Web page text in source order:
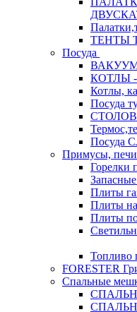
ТЕНТЫ
Посуда
КОТЛЫ
Котлы,
Посуда
Посуда
Примусы, печи
Горелки
Плиты
Плиты
Плиты
Топливо
FORESTER
Спальные